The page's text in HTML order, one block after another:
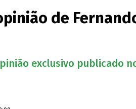
de
exclusivo publicado